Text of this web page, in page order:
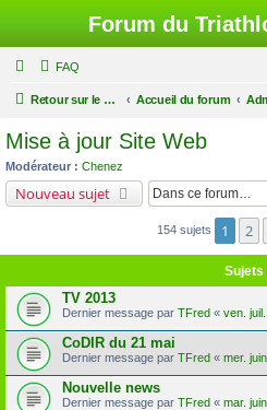
Forum du
FAQ
Retour sur le site du Triathlon Accueil du forum
Mise à jour Site Web
Modérateur : Chenez
Nouveau sujet
154 sujets 1 2
Sujets
TV 2013
Dernier message par TFred « ven.
CoDIR du 21 mai
Dernier message par TFred « mer.
Nouvelle news
Dernier message par TFred « mar.